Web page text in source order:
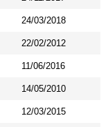
24/03/2018
22/02/2012
11/06/2016
14/05/2010
12/03/2015